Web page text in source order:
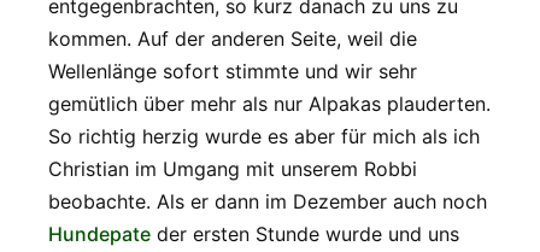
entgegenbrachten, so kurz danach zu uns zu
kommen. Auf der anderen Seite, weil die
Wellenlänge sofort stimmte und wir sehr
gemütlich über mehr als nur Alpakas plauderten.
So richtig herzig wurde es aber für mich als ich
Christian im Umgang mit unserem Robbi
beobachte. Als er dann im Dezember auch noch
Hundepate der ersten Stunde wurde und uns